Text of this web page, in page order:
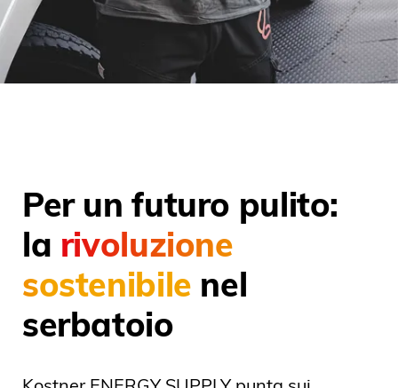
Per un futuro pulito:
la rivoluzione
sostenibile nel
serbatoio